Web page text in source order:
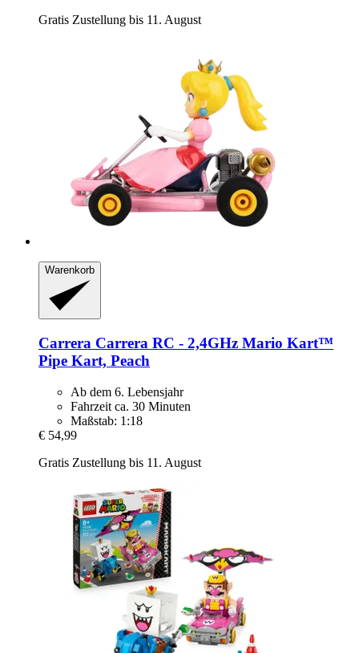
Gratis Zustellung bis 11. August
Warenkorb
Carrera Carrera RC -​ 2,4GHz Mario Kart™
Pipe Kart, Peach
Ab dem 6. Lebensjahr
Fahrzeit ca. 30 Minuten
Maßstab: 1:18
€ 54,99
Gratis Zustellung bis 11. August